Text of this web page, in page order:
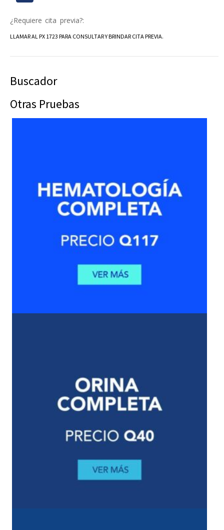
¿Requiere cita previa?:
LLAMAR AL PX 1723 PARA CONSULTAR Y BRINDAR CITA PREVIA.
Buscador
Otras Pruebas